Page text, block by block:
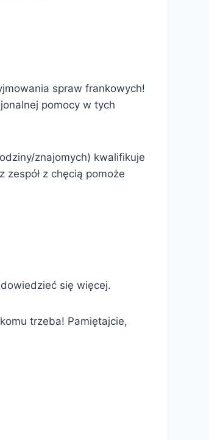
spraw frankowych!
pomocy w tych
znajomych) kwalifikuje
zespół z chęcią pomoże
się więcej.
trzeba! Pamiętajcie,